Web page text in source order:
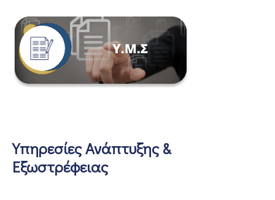
Υπηρεσίες Ανάπτυξης &
Εξωστρέφειας